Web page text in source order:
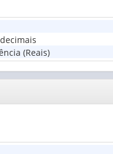
(Reais)